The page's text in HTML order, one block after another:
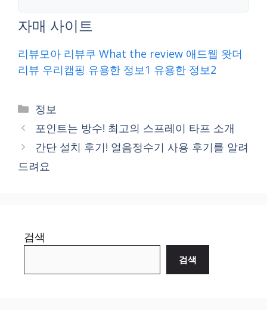
자매 사이트
리뷰모아 리뷰쿠 What the review 애드웹 왓더
리뷰 우리캠핑 유용한 정보1 유용한 정보2
Categories
정보
포인트는 방수! 최고의 스프레이 타프 소개
간단 설치 후기! 얼음정수기 사용 후기를 알려
드려요
검색
검색